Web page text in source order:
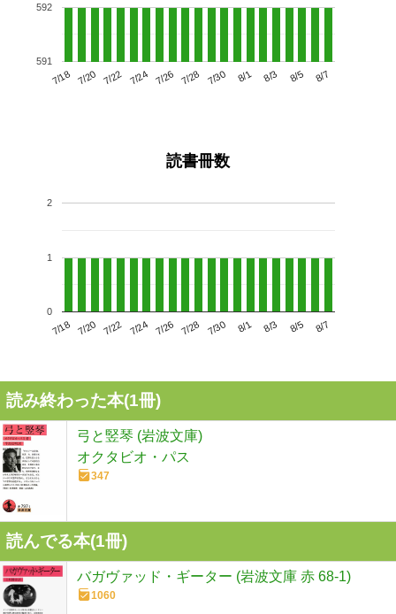
7/18 7/20 7/22 7/24 7/26 7/28 7/30 8/1 8/3 8/5 8/7
591
592
読書冊数
7/18 7/20 7/22 7/24 7/26 7/28 7/30 8/1 8/3 8/5 8/7
0
1
2
読み終わった本(1冊)
弓と竪琴 (岩波文庫)
オクタビオ・パス
347
読んでる本(1冊)
バガヴァッド・ギーター (岩波文庫 赤 68-1)
1060